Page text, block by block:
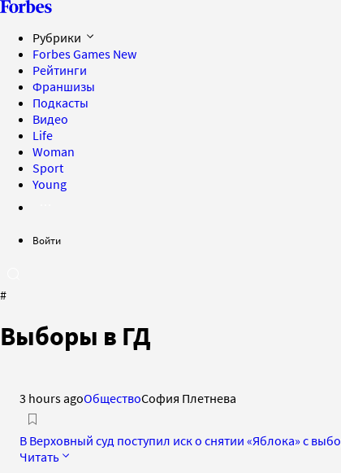
Рубрики
Forbes Games New
Рейтинги
Франшизы
Подкасты
Видео
Life
Woman
Sport
Young
Войти
#
Выборы в ГД
3 hours agoОбществоСофия Плетнева
В Верховный суд поступил иск о снятии «Яблока» с
Читать